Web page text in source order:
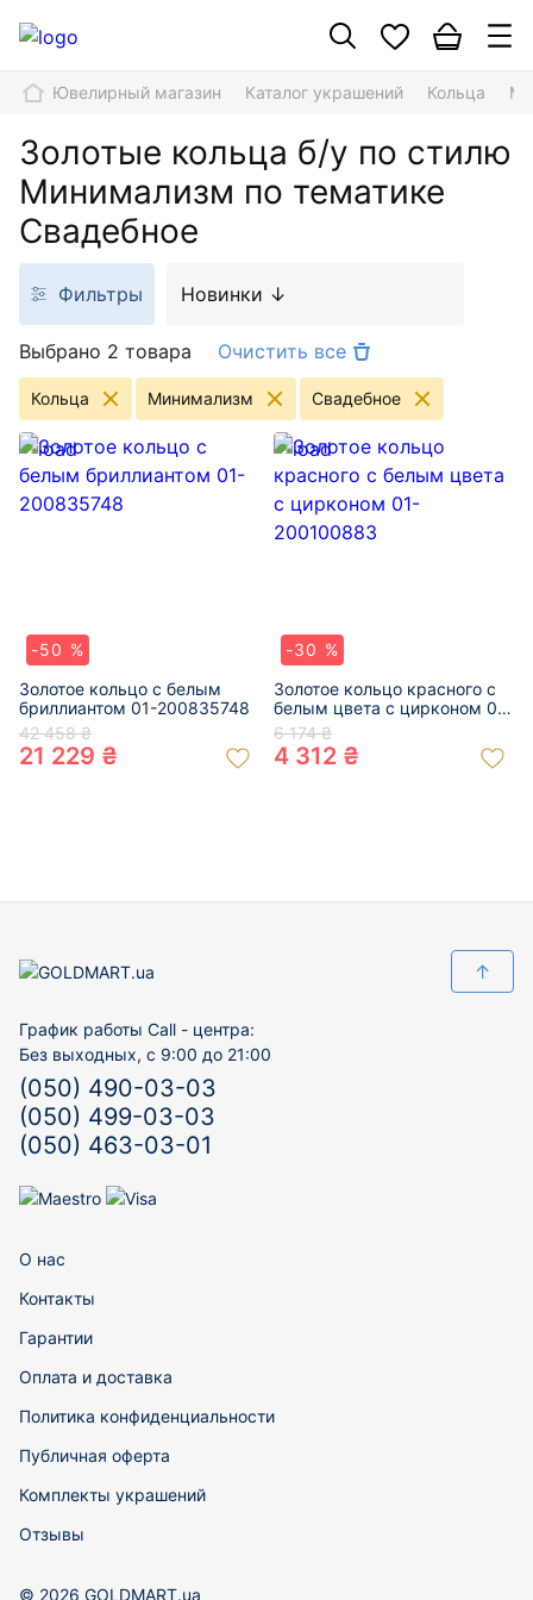
Ювелирный магазин Каталог украшений Кольца
Золотые кольца б/у по стилю
Минимализм по тематике
Свадебное
Выбрано 2 товара Очистить все
Кольца Минимализм Свадебное
Фильтры Новинки ↓
-50 %
Золотое кольцо с белым
бриллиантом 01-200835748
42 458 ₴
21 229 ₴
-30 %
Золотое кольцо красного с
белым цвета с цирконом 01-
200100883
6 174 ₴
4 312 ₴
↑
График работы Call - центра:
Без выходных, с 9:00 до 21:00
(050) 490-03-03
(050) 499-03-03
(050) 463-03-01
О нас
Контакты
Гарантии
Оплата и доставка
Политика конфиденциальности
Публичная оферта
Комплекты украшений
Отзывы
© 2026 GOLDMART.ua